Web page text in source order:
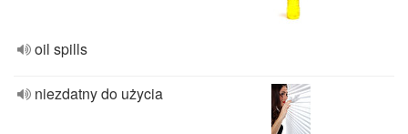
oil spills
niezdatny do użycia